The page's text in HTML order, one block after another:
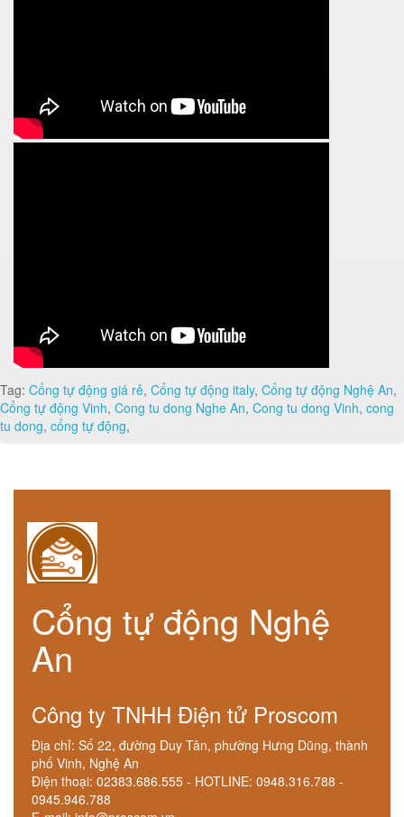
Tag: Cổng tự động giá rẻ, Cổng tự động italy, Cổng tự động Nghệ An,
Cổng tự động Vinh, Cong tu dong Nghe An, Cong tu dong Vinh, cong
tu dong, cổng tự động,
Cổng tự động Nghệ
An
Công ty TNHH Điện tử Proscom
Địa chỉ: Số 22, đường Duy Tân, phường Hưng Dũng, thành
phố Vinh, Nghệ An
Điện thoại: 02383.686.555 - HOTLINE: 0948.316.788 -
0945.946.788